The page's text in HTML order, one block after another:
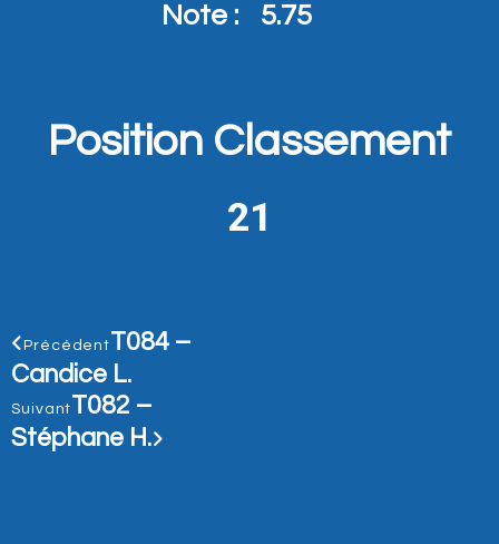
Note : 5.75
Position Classement
21
PrécédentT084 –
Candice L.
SuivantT082 –
Stéphane H.